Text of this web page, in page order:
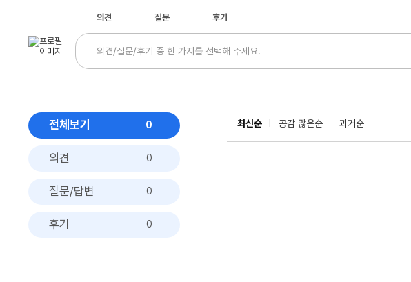
의견 질문 후기
전체보기 0
의견 0
질문/답변 0
후기 0
최신순 공감 많은순 과거순